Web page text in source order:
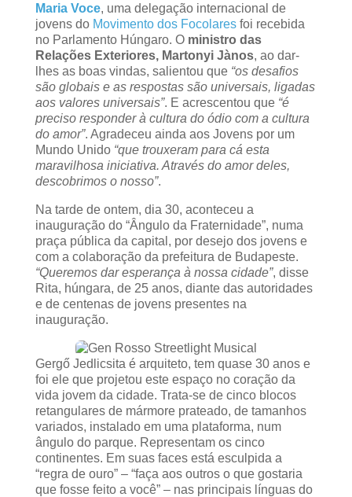
Maria Voce, uma delegação internacional de
jovens do Movimento dos Focolaresfoi recebida
no Parlamento Húngaro. O ministro das
Relações Exteriores, Martonyi Jànos, ao dar-
lhes as boas vindas, salientou que “os desafios
são globais e as respostas são universais, ligadas
aos valores universais”. E acrescentou que “é
preciso responder à cultura do ódio com a cultura
do amor”. Agradeceu ainda aos Jovens por um
Mundo Unido “que trouxeram para cá esta
maravilhosa iniciativa. Através do amor deles,
descobrimos o nosso”.
Na tarde de ontem, dia 30, aconteceu a
inauguração do “Ângulo da Fraternidade”, numa
praça pública da capital, por desejo dos jovens e
com a colaboração da prefeitura de Budapeste.
“Queremos dar esperança à nossa cidade”, disse
Rita, húngara, de 25 anos, diante das autoridades
e de centenas de jovens presentes na
inauguração.
Gergő Jedlicsita é arquiteto, tem quase 30 anos e
foi ele que projetou este espaço no coração da
vida jovem da cidade. Trata-se de cinco blocos
retangulares de mármore prateado, de tamanhos
variados, instalado em uma plataforma, num
ângulo do parque. Representam os cinco
continentes. Em suas faces está esculpida a
“regra de ouro” – “faça aos outros o que gostaria
que fosse feito a você” – nas principais línguas do